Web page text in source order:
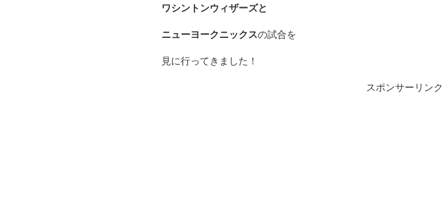
ワシントンウィザーズと
ニューヨークニックスの試合を
見に行ってきました！
スポンサーリンク